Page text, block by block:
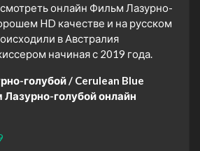
онлайн Фильм Лазурно-
HD качестве и на русском
в Австралия
начиная с 2019 года.
голубой / Cerulean Blue
голубой онлайн